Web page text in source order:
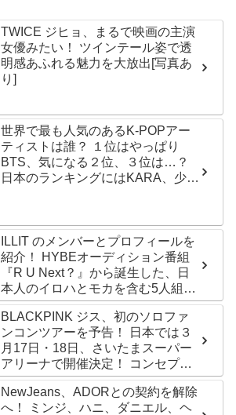
TWICE ジヒョ、まるで映画の主演
女優みたい！ ツインテール姿で透
明感あふれる魅力を大放出[写真あ
り]
世界で最も人気のあるK-POPアー
ティストは誰？ １位はやっぱり
BTS、気になる２位、３位は…？
日本のランキングにはKARA、少女
ILLIT のメンバーとプロフィールを
紹介！ HYBEオーディション番組
『R U Next？』から誕生した、日
本人のイロハとモカを含む5人組ガ
ールズグループ！ デビュー曲
「Magnetic」がいきなりの大ヒッ
ト
BLACKPINK ジス、初のソロファ
ンコンツアーを予告！ 日本では３
月17日・18日、さいたまスーパー
アリーナで開催決定！ コンセプト
は“愛のカケラ”！？ 14日には新ア
ルバム『AMORTAGE』もリリース
NewJeans、ADORとの契約を解除
へ！ ミンジ、ハニ、ダニエル、ヘ